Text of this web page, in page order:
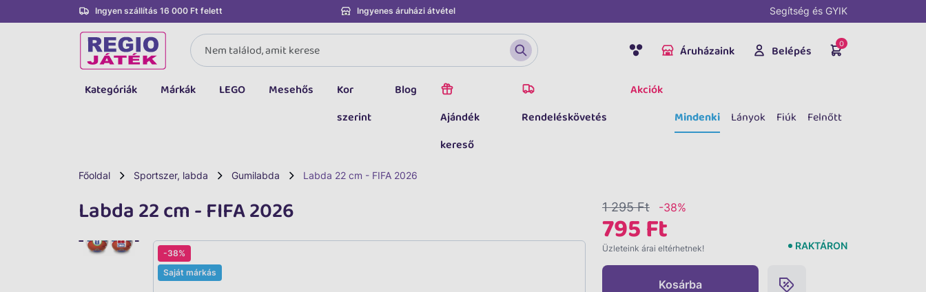
Ingyen szállítás 16 000 Ft felett Ingyenes áruházi átvétel Segítség és GYIK
Áruházaink Belépés 0
Kategóriák
LEGO
Baba, babakocsi
Bébijáték, kellék
Márkák LEGO Mesehős
Kor
szerint
Blog
Ajándék
kereső
Rendeléskövetés
Akciók
Mindenki
Lányok Fiúk Felnőtt
Főoldal Sportszer, labda Gumilabda Labda 22 cm - FIFA 2026
Labda 22 cm - FIFA 2026
-38%
Saját márkás
1 295 Ft -38%
795 Ft
Üzleteink árai eltérhetnek! RAKTÁRON
Kosárba